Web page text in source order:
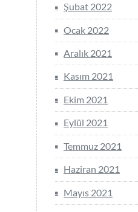
Şubat 2022
Ocak 2022
Aralık 2021
Kasım 2021
Ekim 2021
Eylül 2021
Temmuz 2021
Haziran 2021
Mayıs 2021